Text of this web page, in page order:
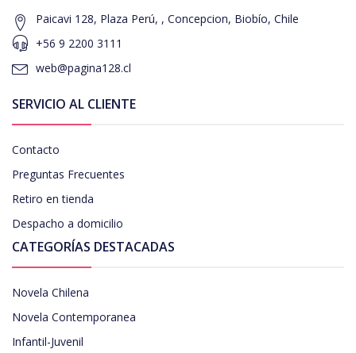
Paicavi 128, Plaza Perú, , Concepcion, Biobío, Chile
+56 9 2200 3111
web@pagina128.cl
SERVICIO AL CLIENTE
Contacto
Preguntas Frecuentes
Retiro en tienda
Despacho a domicilio
CATEGORÍAS DESTACADAS
Novela Chilena
Novela Contemporanea
Infantil-Juvenil